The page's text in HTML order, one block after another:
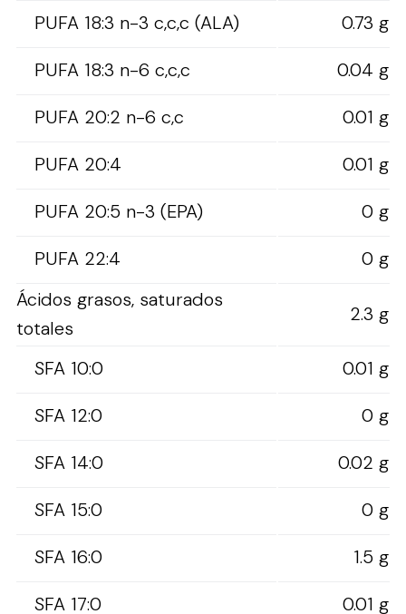
PUFA 18:3 n-3 c,c,c (ALA)
0.73 g
PUFA 18:3 n-6 c,c,c
0.04 g
PUFA 20:2 n-6 c,c
0.01 g
PUFA 20:4
0.01 g
PUFA 20:5 n-3 (EPA)
0 g
PUFA 22:4
0 g
Ácidos grasos, saturados
totales
2.3 g
SFA 10:0
0.01 g
SFA 12:0
0 g
SFA 14:0
0.02 g
SFA 15:0
0 g
SFA 16:0
1.5 g
SFA 17:0
0.01 g